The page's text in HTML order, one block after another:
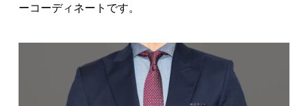
ーコーディネートです。